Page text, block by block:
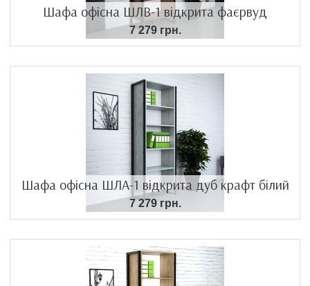
Шафа офісна ШЛВ-1 відкрита фаєрвуд
7 279 грн.
Шафа офісна ШЛА-1 відкрита дуб крафт білий
7 279 грн.